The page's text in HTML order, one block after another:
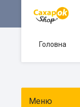
Головна